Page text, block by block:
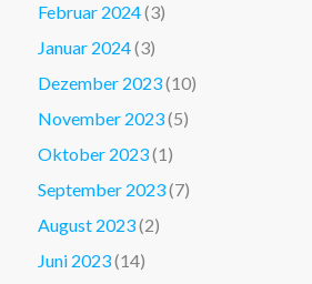
Februar 2024(3)
Januar 2024(3)
Dezember 2023(10)
November 2023(5)
Oktober 2023(1)
September 2023(7)
August 2023(2)
Juni 2023(14)